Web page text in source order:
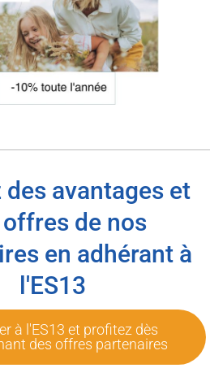
avantages et
de nos
en adhérant à
l'ES13
à l'ES13 et profitez dès
des offres partenaires